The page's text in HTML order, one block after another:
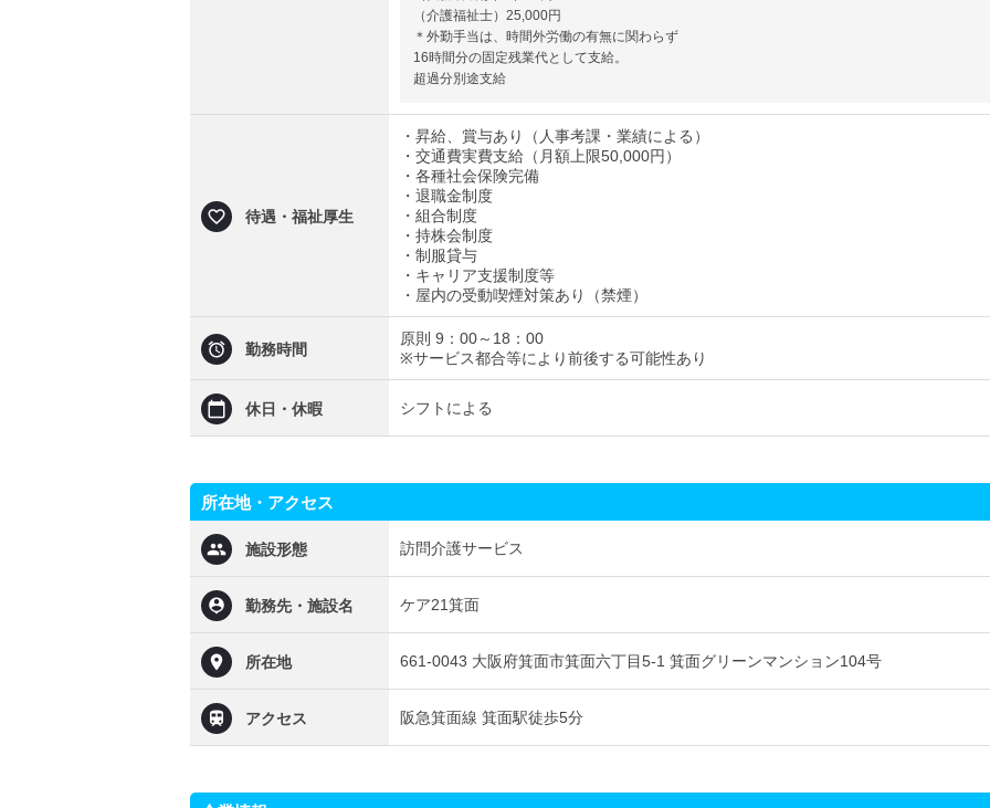
（介護福祉士）25,000円
＊外勤手当は、時間外労働の有無に関わらず
16時間分の固定残業代として支給。
超過分別途支給
待遇・福祉厚生
・昇給、賞与あり（人事考課・業績による）
・交通費実費支給（月額上限50,000円）
・各種社会保険完備
・退職金制度
・組合制度
・持株会制度
・制服貸与
・キャリア支援制度等
・屋内の受動喫煙対策あり（禁煙）
勤務時間
原則 9：00～18：00
※サービス都合等により前後する可能性あり
休日・休暇 シフトによる
所在地・アクセス
施設形態 訪問介護サービス
勤務先・施設名 ケア21箕面
所在地 661-0043 大阪府箕面市箕面六丁目5-1 箕面グリーンマンション104号
アクセス 阪急箕面線 箕面駅徒歩5分